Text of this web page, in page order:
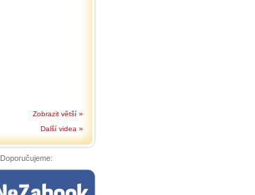
Zobrazit větší »
Další videa »
Doporučujeme: